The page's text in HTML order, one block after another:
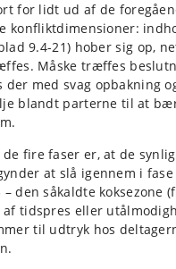
for lidt ud af de
konfliktdimensioner:
9.4-21) hober sig op,
Måske træffes
der med svag opbakning
blandt parterne til at
fire faser er, at de
at slå igennem i
den såkaldte koksezone
tidspres eller
til udtryk hos